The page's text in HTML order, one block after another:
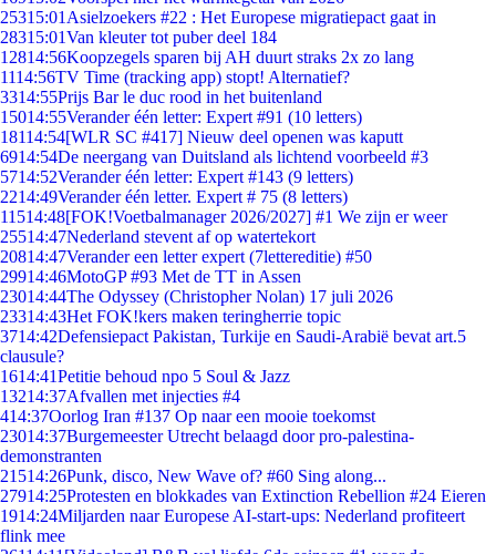
25315:01 Asielzoekers #22 : Het Europese migratiepact gaat in
28315:01Van kleuter tot puber deel 184
12814:56Koopzegels sparen bij AH duurt straks 2x zo lang
1114:56TV Time (tracking app) stopt! Alternatief?
3314:55Prijs Bar le duc rood in het buitenland
15014:55Verander één letter: Expert #91 (10 letters)
18114:54[WLR SC #417] Nieuw deel openen was kaputt
6914:54De neergang van Duitsland als lichtend voorbeeld #3
5714:52Verander één letter: Expert #143 (9 letters)
2214:49Verander één letter. Expert # 75 (8 letters)
11514:48[FOK!Voetbalmanager 2026/2027] #1 We zijn er weer
25514:47Nederland stevent af op watertekort
20814:47Verander een letter expert (7lettereditie) #50
29914:46MotoGP #93 Met de TT in Assen
23014:44The Odyssey (Christopher Nolan) 17 juli 2026
23314:43Het FOK!kers maken teringherrie topic
3714:42Defensiepact Pakistan, Turkije en Saudi-Arabië bevat art.5
clausule?
1614:41Petitie behoud npo 5 Soul & Jazz
13214:37Afvallen met injecties #4
414:37Oorlog Iran #137 Op naar een mooie toekomst
23014:37Burgemeester Utrecht belaagd door pro-palestina-
demonstranten
21514:26Punk, disco, New Wave of? #60 Sing along...
27914:25Protesten en blokkades van Extinction Rebellion #24 Eieren
1914:24Miljarden naar Europese AI-start-ups: Nederland profiteert
flink mee